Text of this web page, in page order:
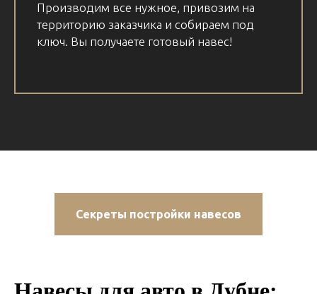
Производим все нужное, привозим на
территорию заказчика и собираем под
ключ. Вы получаете готовый навес!
Секреты постройки навесов